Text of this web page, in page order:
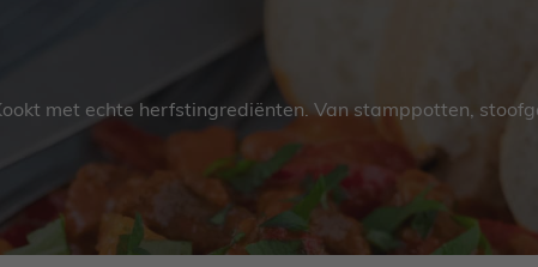
Picknick recepten
Salade recepten
Zomer recepten
met echte herfstingrediënten. Van stamppotten,